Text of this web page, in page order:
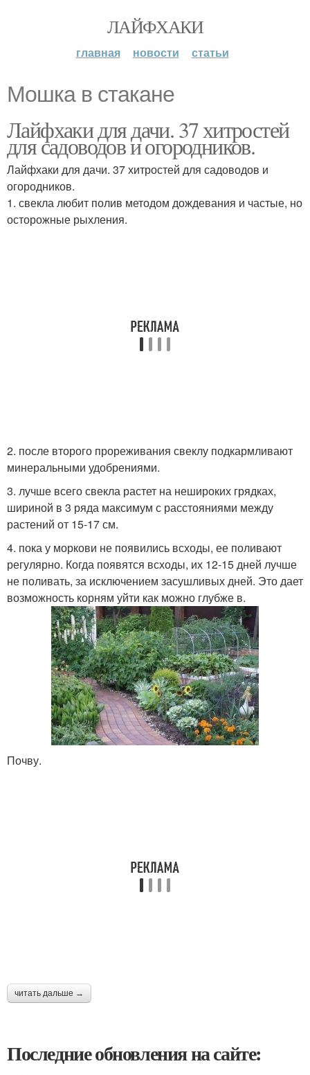
ЛАЙФХАКИ
главная новости статьи
Мошка в стакане
Лайфхаки для дачи. 37 хитростей
для садоводов и огородников.
Лайфхаки для дачи. 37 хитростей для садоводов и
огородников.
1. свекла любит полив методом дождевания и частые, но
осторожные рыхления.
2. после второго прореживания свеклу подкармливают
минеральными удобрениями.
3. лучше всего свекла растет на нешироких грядках,
шириной в 3 ряда максимум с расстояниями между
растений от 15-17 см.
4. пока у моркови не появились всходы, ее поливают
регулярно. Когда появятся всходы, их 12-15 дней лучше
не поливать, за исключением засушливых дней. Это дает
возможность корням уйти как можно глубже в.
Почву.
читать дальше →
Последние обновления на сайте: